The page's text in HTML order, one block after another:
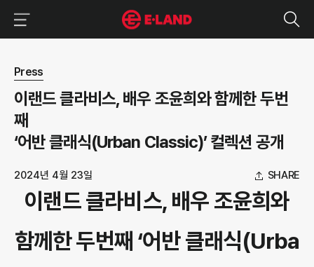
뉴스 상세보기
Press
이랜드 클라비스, 배우 조윤희와 함께한 두번
째
‘어반 클래식(Urban Classic)’ 컬렉션 공개
2024년 4월 23일 SHARE
이랜드 클라비스, 배우 조윤희와
함께한 두번째 ‘어반 클래식(Urba